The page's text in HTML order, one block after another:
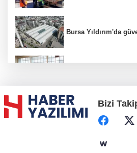
Bursa Yıldırım'da
Başkent'in
sürüyor
Bizi